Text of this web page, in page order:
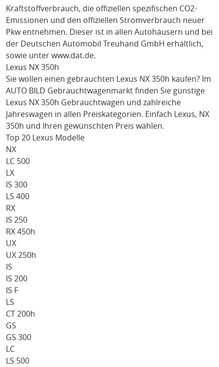
Kraftstoffverbrauch, die offiziellen spezifischen CO2-
Emissionen und den offiziellen Stromverbrauch neuer
Pkw entnehmen. Dieser ist in allen Autohäusern und bei
der Deutschen Automobil Treuhand GmbH erhältlich,
sowie unter www.dat.de.
Lexus NX 350h
Sie wollen einen gebrauchten Lexus NX 350h kaufen? Im
AUTO BILD Gebrauchtwagenmarkt finden Sie günstige
Lexus NX 350h Gebrauchtwagen und zahlreiche
Jahreswagen in allen Preiskategorien. Einfach Lexus, NX
350h und Ihren gewünschten Preis wählen.
Top 20 Lexus Modelle
NX
LC 500
LX
IS 300
LS 400
RX
IS 250
RX 450h
UX
UX 250h
IS
IS 200
IS F
LS
CT 200h
GS
GS 300
LC
LS 500